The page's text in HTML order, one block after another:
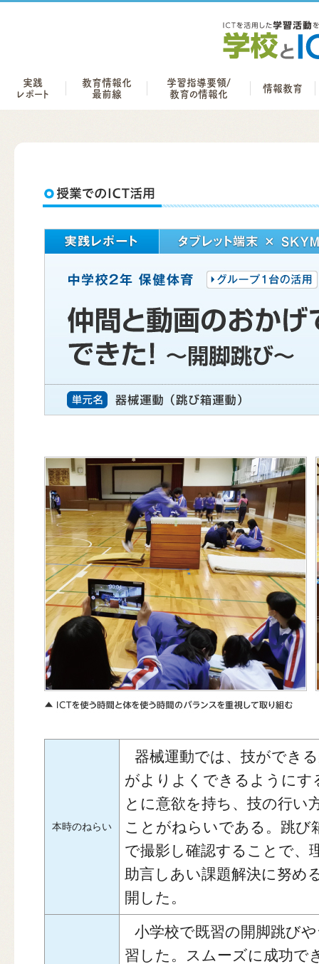
実践
レポート
教育情報化
最前線
学習指導要領/
教育の情報化
情報教育
本時のねらい
器械運動では、技ができ
がよりよくできるようにす
とに意欲を持ち、技の行い
ことがねらいである。跳び
で撮影し確認することで、
助言しあい課題解決に努め
開した。
小学校で既習の開脚跳び
習した。スムーズに成功で